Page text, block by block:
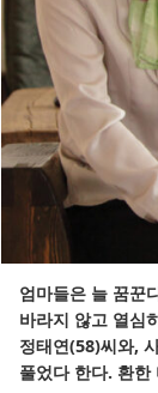
엄마들은 늘 꿈꾼
바라지 않고 열심
정태연(58)씨와,
풀었다 한다. 환한